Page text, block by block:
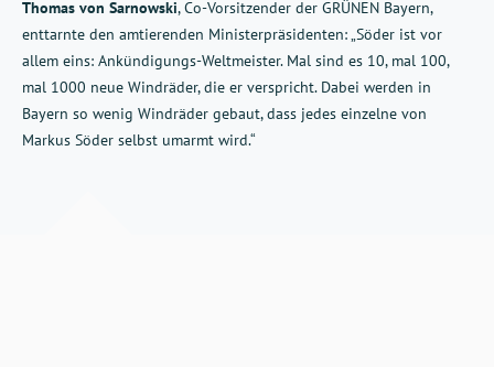
Thomas von Sarnowski, Co-Vorsitzender der GRÜNEN Bayern,
enttarnte den amtierenden Ministerpräsidenten: „Söder ist vor
allem eins: Ankündigungs-Weltmeister. Mal sind es 10, mal 100,
mal 1000 neue Windräder, die er verspricht. Dabei werden in
Bayern so wenig Windräder gebaut, dass jedes einzelne von
Markus Söder selbst umarmt wird.“